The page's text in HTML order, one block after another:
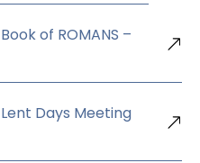
of ROMANS –
Days Meeting